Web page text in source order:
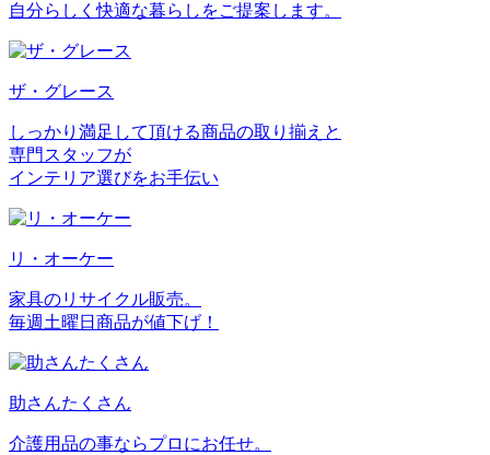
自分らしく快適な暮らしをご提案します。
ザ・グレース
しっかり満足して頂ける商品の取り揃えと
専門スタッフが
インテリア選びをお手伝い
リ・オーケー
家具のリサイクル販売。
毎週土曜日商品が値下げ！
助さんたくさん
介護用品の事ならプロにお任せ。